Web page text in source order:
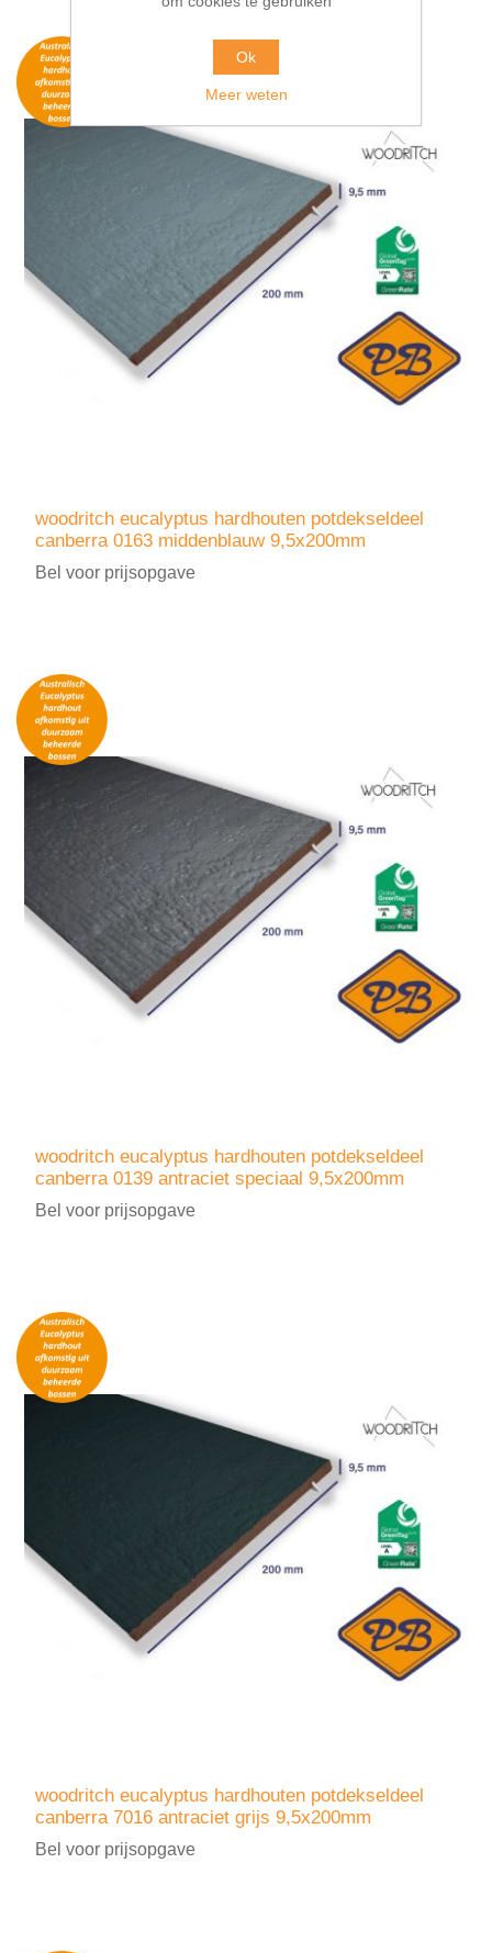
woodritch eucalyptus hardhouten potdekseldeel
canberra 0163 middenblauw 9,5x200mm
Bel voor prijsopgave
woodritch eucalyptus hardhouten potdekseldeel
canberra 0139 antraciet speciaal 9,5x200mm
Bel voor prijsopgave
woodritch eucalyptus hardhouten potdekseldeel
canberra 7016 antraciet grijs 9,5x200mm
Bel voor prijsopgave
Ok
Meer weten